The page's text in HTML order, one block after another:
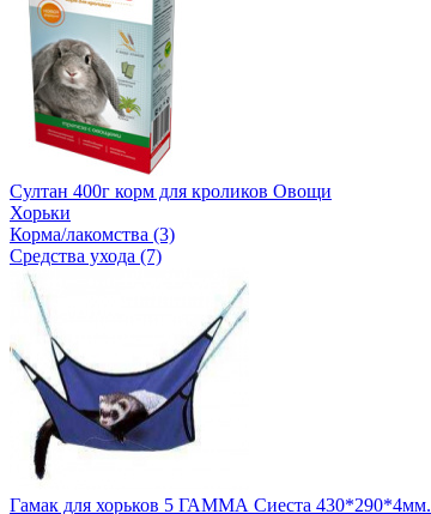
Султан 400г корм для кроликов Овощи
Хорьки
Корма/лакомства (3)
Средства ухода (7)
Гамак для хорьков 5 ГАММА Сиеста 430*290*4мм.